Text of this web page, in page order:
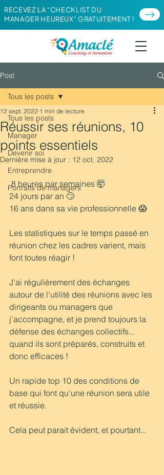
RECEVEZ LA "CHECKLIST DU
MANAGER HEUREUX" GRATUITEMENT !
Post
Tous les posts
Manager
Devenir soi
Entreprendre
Portraits de managers
Tous les posts
Réussir ses réunions, 10
points essentiels
12 sept. 2022 1 min de lecture
Dernière mise à jour : 12 oct. 2022
8 heures par semaines 🤯
24 jours par an 🙄
16 ans dans sa vie professionnelle 😱
Les statistiques sur le temps passé en
réunion chez les cadres varient, mais
font toutes réagir !
J'ai régulièrement des échanges
autour de l'utilité des réunions avec les
dirigeants ou managers que
j'accompagne, et je prend toujours la
défense des échanges collectifs...
quand ils sont préparés, construits et
donc efficaces !
Un rapide top 10 des conditions de
base qui font qu'une réunion sera utile
et réussie.
Cela peut parait évident, et pourtant...